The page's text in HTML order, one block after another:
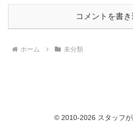
コメントを書き
ホーム 未分類
© 2010-2026 スタッフが